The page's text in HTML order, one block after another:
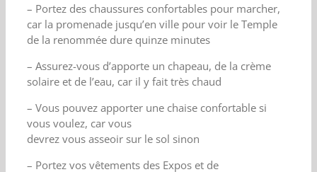
– Portez des chaussures confortables pour marcher,
car la promenade jusqu’en ville pour voir le Temple
de la renommée dure quinze minutes
– Assurez-vous d’apporte un chapeau, de la crème
solaire et de l’eau, car il y fait très chaud
– Vous pouvez apporter une chaise confortable si
vous voulez, car vous
devrez vous asseoir sur le sol sinon
– Portez vos vêtements des Expos et de